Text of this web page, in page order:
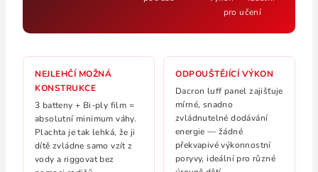
pro učení
NEJLEHČÍ MOŽNÁ
KONSTRUKCE
3 batteny + Bi-ply film =
absolutní minimum váhy.
Plachta je tak lehká, že ji
dítě zvládne samo vzít z
vody a riggovat bez
ODPOUŠTĚJÍCÍ VÝKON
Dacron luff panel zajišťuje
mírné, snadno
zvládnutelné dodávání
energie — žádné
překvapivé výkonnostní
poryvy, ideální pro různé